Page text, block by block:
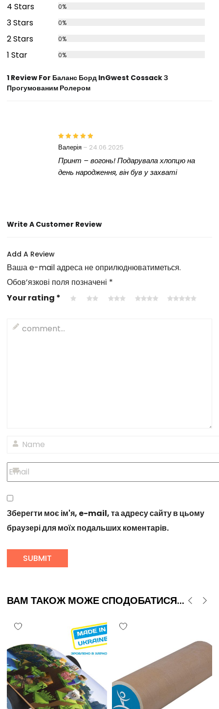
4 Stars 0%
3 Stars 0%
2 Stars 0%
1 Star 0%
1 Review For Баланс Борд InGwest Cossack З
Прогумованим Ролером
Валерія – 24.06.2025
Принт – вогонь! Подарувала хлопцю на
день народження, він був у захваті
Write A Customer Review
Add A Review
Ваша e-mail адреса не оприлюднюватиметься.
Обов’язкові поля позначені *
Your rating *
Зберегти моє ім'я, e-mail, та адресу сайту в цьому
браузері для моїх подальших коментарів.
ВАМ ТАКОЖ МОЖЕ СПОДОБАТИСЯ...